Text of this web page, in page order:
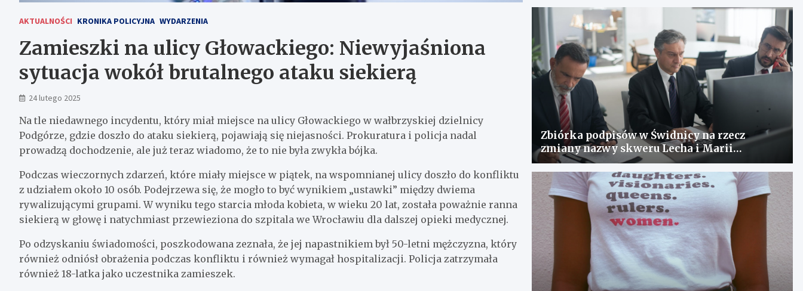
AKTUALNOŚCI KRONIKA POLICYJNA WYDARZENIA
Zamieszki na ulicy Głowackiego: Niewyjaśniona
sytuacja wokół brutalnego ataku siekierą
24 lutego 2025
Na tle niedawnego incydentu, który miał miejsce na ulicy Głowackiego w wałbrzyskiej dzielnicy
Podgórze, gdzie doszło do ataku siekierą, pojawiają się niejasności. Prokuratura i policja nadal
prowadzą dochodzenie, ale już teraz wiadomo, że to nie była zwykła bójka.
Podczas wieczornych zdarzeń, które miały miejsce w piątek, na wspomnianej ulicy doszło do konfliktu
z udziałem około 10 osób. Podejrzewa się, że mogło to być wynikiem „ustawki” między dwiema
rywalizującymi grupami. W wyniku tego starcia młoda kobieta, w wieku 20 lat, została poważnie ranna
siekierą w głowę i natychmiast przewieziona do szpitala we Wrocławiu dla dalszej opieki medycznej.
Po odzyskaniu świadomości, poszkodowana zeznała, że jej napastnikiem był 50-letni mężczyzna, który
również odniósł obrażenia podczas konfliktu i również wymagał hospitalizacji. Policja zatrzymała
również 18-latka jako uczestnika zamieszek.
Zbiórka podpisów w Świdnicy na rzecz
zmiany nazwy skweru Lecha i Marii
Kaczyńskich